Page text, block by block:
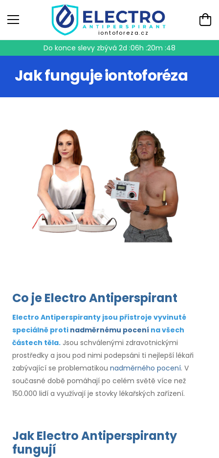
iontoforeza.cz
Do konce slevy zbývá 2d :06h :20m :48
Jak funguje iontoforéza
Co je Electro Antiperspirant
Electro Antiperspiranty jsou přístroje vyvinuté
speciálně proti nadměrnému pocení na všech
částech těla. Jsou schválenými zdravotnickými
prostředky a jsou pod nimi podepsáni ti nejlepší lékaři
zabývající se problematikou nadměrného pocení. V
současné době pomáhají po celém světě více než
150.000 lidí a využívají je stovky lékařských zařízení.
Jak Electro Antiperspiranty
fungují